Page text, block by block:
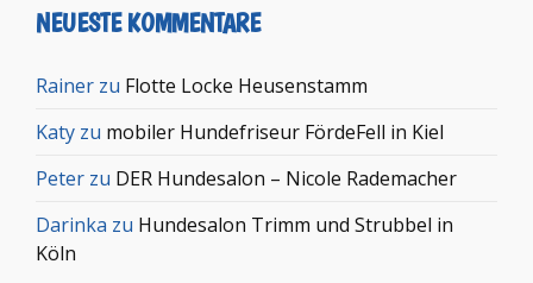
NEUESTE KOMMENTARE
Rainer zu Flotte Locke Heusenstamm
Katy zu mobiler Hundefriseur FördeFell in Kiel
Peter zu DER Hundesalon – Nicole Rademacher
Darinka zu Hundesalon Trimm und Strubbel in
Köln